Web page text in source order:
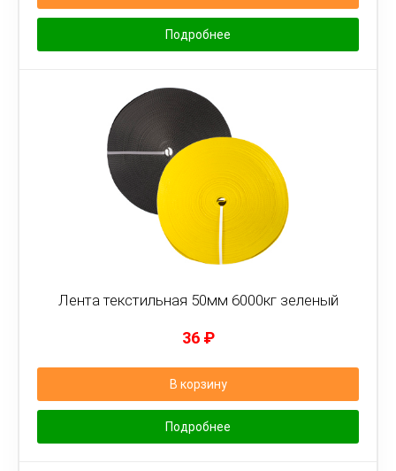
Подробнее
Лента текстильная 50мм 6000кг зеленый
36 ₽
В корзину
Подробнее